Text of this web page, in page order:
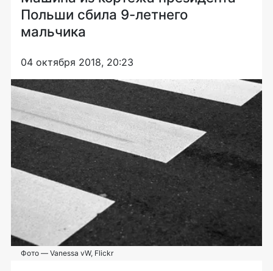
Польши сбила 9-летнего
мальчика
04 октября 2018, 20:23
Фото — Vanessa vW, Flickr